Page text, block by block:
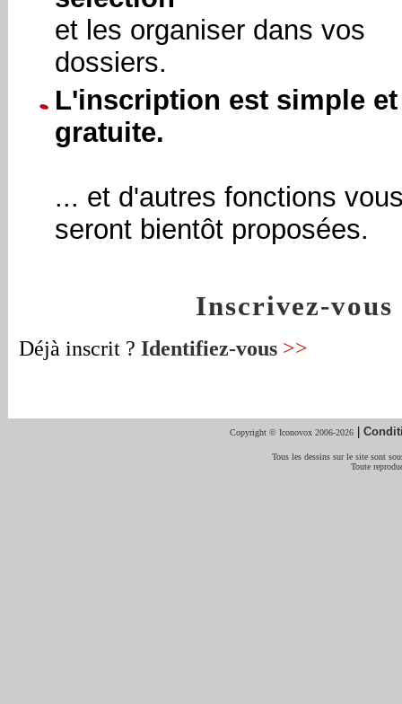
et les organiser dans vos
dossiers.
L'inscription est simple et
gratuite.
... et d'autres fonctions
seront bientôt proposées.
Inscrivez-vous
Déjà inscrit ? Identifiez-vous >>
Copyright © Iconovox 2006-2026 |
Tous les dessins sur le site sont
Toute